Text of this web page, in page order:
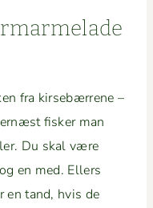
fra kirse­bær­rene –
fisker man
Du skal være
en med. Ellers
en tand, hvis de